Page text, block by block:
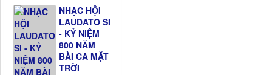
NHẠC HỘI
LAUDATO SI
- KỶ NIỆM
800 NĂM
BÀI CA MẶT
TRỜI